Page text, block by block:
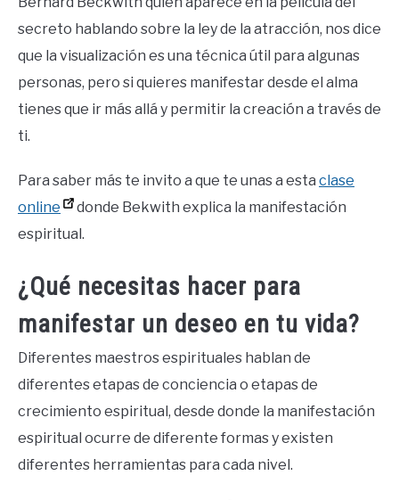
secreto hablando sobre la ley de la atracción, nos dice
que la visualización es una técnica útil para algunas
personas, pero si quieres manifestar desde el alma
tienes que ir más allá y permitir la creación a través de
ti.
Para saber más te invito a que te unas a esta clase
online
donde Bekwith explica la manifestación
espiritual.
¿Qué necesitas hacer para
manifestar un deseo en tu vida?
Diferentes maestros espirituales hablan de
diferentes etapas de conciencia o etapas de
crecimiento espiritual, desde donde la manifestación
espiritual ocurre de diferente formas y existen
diferentes herramientas para cada nivel.